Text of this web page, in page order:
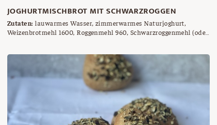
JOGHURTMISCHBROT MIT SCHWARZROGGEN
Zutaten: lauwarmes Wasser, zimmerwarmes Naturjoghurt,
Weizenbrotmehl 1600, Roggenmehl 960, Schwarzroggenmehl (oder